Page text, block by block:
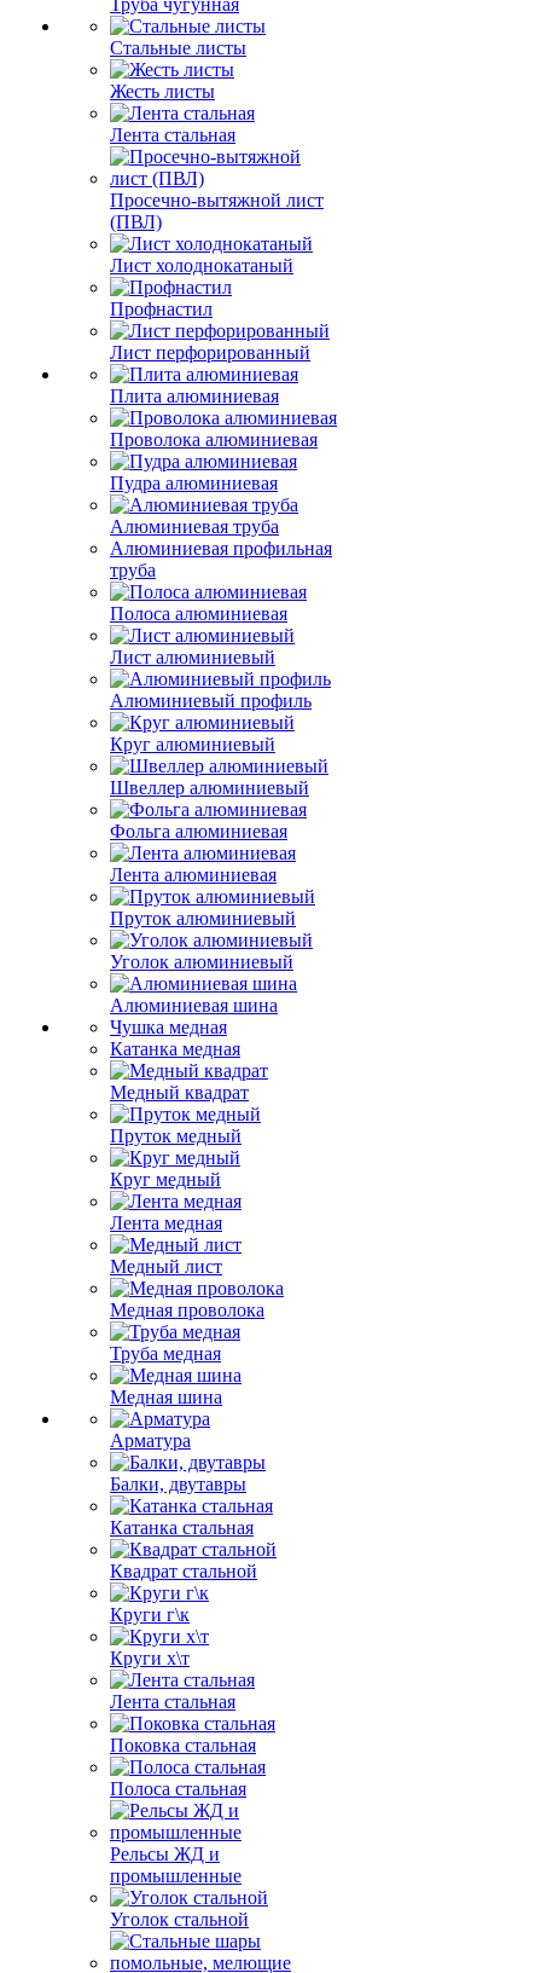
Труба чугунная
Стальные листы
Жесть листы
Лента стальная
Просечно-вытяжной лист
(ПВЛ)
Лист холоднокатаный
Профнастил
Лист перфорированный
Плита алюминиевая
Проволока алюминиевая
Пудра алюминиевая
Алюминиевая труба
Алюминиевая профильная
труба
Полоса алюминиевая
Лист алюминиевый
Алюминиевый профиль
Круг алюминиевый
Швеллер алюминиевый
Фольга алюминиевая
Лента алюминиевая
Пруток алюминиевый
Уголок алюминиевый
Алюминиевая шина
Чушка медная
Катанка медная
Медный квадрат
Пруток медный
Круг медный
Лента медная
Медный лист
Медная проволока
Труба медная
Медная шина
Арматура
Балки, двутавры
Катанка стальная
Квадрат стальной
Круги г\к
Круги х\т
Лента стальная
Поковка стальная
Полоса стальная
Рельсы ЖД и
промышленные
Уголок стальной